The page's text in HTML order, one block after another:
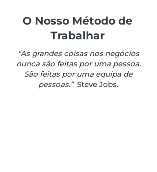
O Nosso Método de
Trabalhar
“As grandes coisas nos negócios
nunca são feitas por uma pessoa.
São feitas por uma equipa de
pessoas.” Steve Jobs.